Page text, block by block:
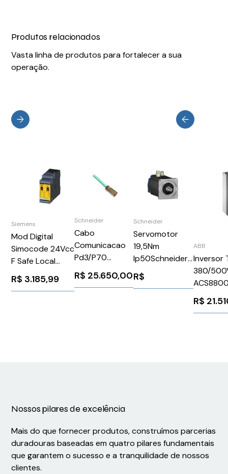
Produtos relacionados
Vasta linha de produtos para fortalecer a sua
operação.
Siemens
Mod Digital
Simocode 24Vcc
F Safe Local
Siemens
3UF73201AB000
R$ 3.185,99
Schneider
Cabo
Comunicacao
Pd3/P70
Schneider
VW3E1145R500
R$ 25.650,00
Schneider
Servomotor
19,5Nm
Ip50Schneider
BSH1402P12A2A
R$
ABB
Inversor
380/
ABB
R$
Nossos pilares de excelência
Mais do que fornecer produtos, construímos parcerias
duradouras baseadas em quatro pilares fundamentais
que garantem o sucesso e a tranquilidade de nossos
clientes.